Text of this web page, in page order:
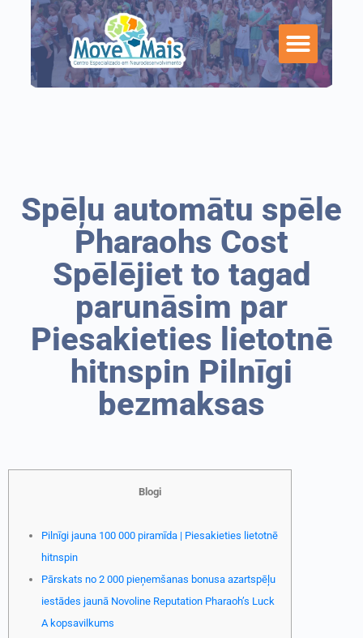
Spēļu automātu spēle
Pharaohs Cost
Spēlējiet to tagad
parunāsim par
Piesakieties lietotnē
hitnspin Pilnīgi
bezmaksas
Blogi
Pilnīgi jauna 100 000 piramīda | Piesakieties lietotnē
hitnspin
Pārskats no 2 000 pieņemšanas bonusa azartspēļu
iestādes jaunā Novoline Reputation Pharaoh’s Luck
A kopsavilkums